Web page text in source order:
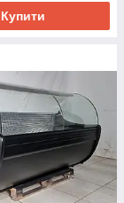
Купити